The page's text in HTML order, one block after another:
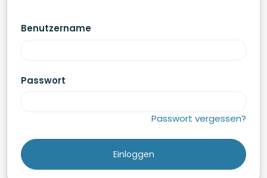
Benutzername
Passwort
Passwort vergessen?